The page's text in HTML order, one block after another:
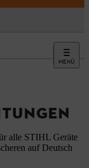
MENÜ
alle STIHL Geräte
auf Deutsch